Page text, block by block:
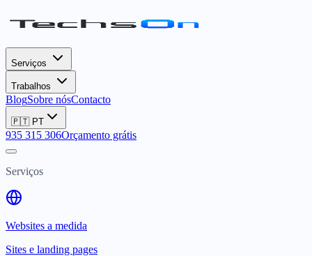
Serviços
Trabalhos
BlogSobre nósContacto
🇵🇹 PT
935 315 306Orçamento grátis
Serviços
Websites a medida
Sites e landing pages